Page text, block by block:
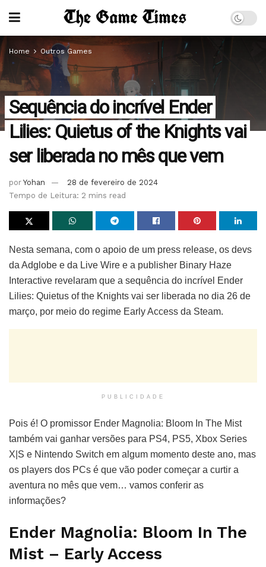
Home Outros Games
Sequência do incrível Ender
Lilies: Quietus of the Knights vai
ser liberada no mês que vem
por Yohan
28 de fevereiro de 2024
Tempo de Leitura: 2 mins read
Nesta semana, com o apoio de um press release, os devs
da Adglobe e da Live Wire e a publisher Binary Haze
Interactive revelaram que a sequência do incrível Ender
Lilies: Quietus of the Knights vai ser liberada no dia 26 de
março, por meio do regime Early Access da Steam.
PUBLICIDADE
Pois é! O promissor Ender Magnolia: Bloom In The Mist
também vai ganhar versões para PS4, PS5, Xbox Series
X|S e Nintendo Switch em algum momento deste ano, mas
os players dos PCs é que vão poder começar a curtir a
aventura no mês que vem… vamos conferir as
informações?
Ender Magnolia: Bloom In The
Mist – Early Access